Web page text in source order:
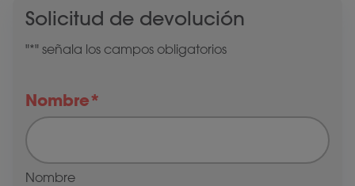
Solicitud de devolución
"*" señala los campos obligatorios
Nombre*
Nombre